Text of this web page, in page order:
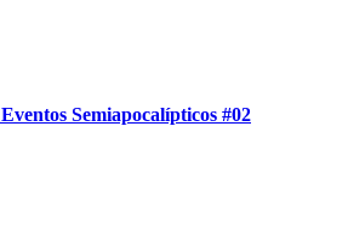
Eventos Semiapocalípticos #02